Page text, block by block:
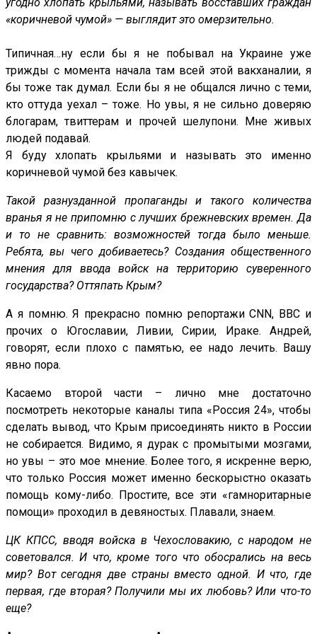
угодно хлопать крыльями, называть восставших граждан
«коричневой чумой» — выглядит это омерзительно.
Типичная…ну если бы я не побывал на Украине уже
трижды с момента начала там всей этой вакханалии, я
бы тоже так думал. Если бы я не общался лично с теми,
кто оттуда уехал – тоже. Но увы, я не сильно доверяю
блогарам, твиттерам и прочей шелупони. Мне живых
людей подавай.
Я буду хлопать крыльями и называть это именно
коричневой чумой без кавычек.
Такой разнузданной пропаганды и такого количества
вранья я не припомню с лучших брежневских времен. Да
и то не сравнить: возможностей тогда было меньше.
Ребята, вы чего добиваетесь? Создания общественного
мнения для ввода войск на территорию суверенного
государства? Оттяпать Крым?
А я помню. Я прекрасно помню репортажи CNN, BBC и
прочих о Югославии, Ливии, Сирии, Ираке. Андрей,
говорят, если плохо с памятью, ее надо лечить. Вашу
явно пора.
Касаемо второй части – лично мне достаточно
посмотреть некоторые каналы типа «Россия 24», чтобы
сделать вывод, что Крым присоединять никто в России
не собирается. Видимо, я дурак с промытыми мозгами,
но увы – это мое мнение. Более того, я искренне верю,
что только Россия может именно бескорыстно оказать
помощь кому-либо. Простите, все эти «гамноритарные
помощи» проходил в девяностых. Плавали, знаем.
ЦК КПСС, вводя войска в Чехословакию, с народом не
советовался. И что, кроме того что обосрались на весь
мир? Вот сегодня две страны вместо одной. И что, где
первая, где вторая? Получили мы их любовь? Или что-то
еще?